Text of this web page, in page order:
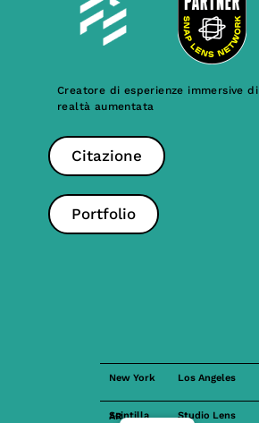
Creatore di esperienze immersive di
realtà aumentata
Citazione
Portfolio
New York Los Angeles
Scintilla AR Studio Lens